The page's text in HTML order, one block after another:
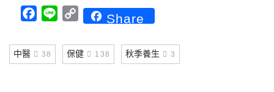
Facebook
Line CopyShare
中醫 38 保健 138 秋季養生 3